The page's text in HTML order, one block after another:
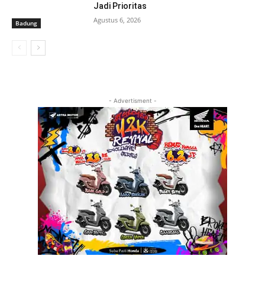
Badung
Jadi Prioritas
Agustus 6, 2026
- Advertisment -